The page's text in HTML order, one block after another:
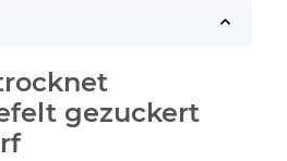
gezuckert